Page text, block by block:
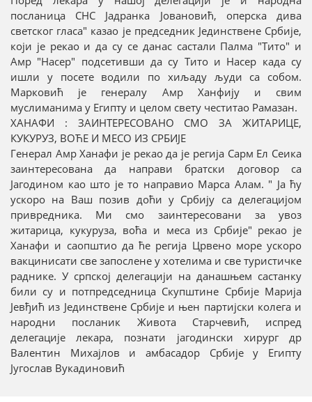
посланица СНС Јадранка Јовановић, оперска дива
светског гласа" казао је председник Јединствене Србије,
који је рекао и да су се данас састали Палма "Тито" и
Амр "Насер" подсетивши да су Тито и Насер када су
ишли у посете водили по хиљаду људи са собом.
Марковић је генералу Амр Ханфију и свим
муслиманима у Египту и целом свету честитао Рамазан.
ХАНАФИ : ЗАИНТЕРЕСОВАНО СМО ЗА ЖИТАРИЦЕ,
КУКУРУЗ, ВОЋЕ И МЕСО ИЗ СРБИЈЕ
Генерал Амр Ханафи је рекао да је регија Сарм Ел Сеика
заинтересована да направи братски договор са
Јагодином као што је то направио Марса Алам. " Ја ћу
ускоро на Ваш позив доћи у Србију са делегацијом
привредника. Ми смо заинтересовани за увоз
житарица, кукуруза, воћа и меса из Србије" рекао је
Ханафи и саопштио да ће регија Црвено море ускоро
вакцинисати све запослене у хотелима и све туристичке
раднике. У српској делегацији на данашњем састанку
били су и потпредседница Скупштине Србије Марија
Јевђић из Јединствене Србије и њен партијски колега и
народни посланик Живота Старчевић, испред
делегације лекара, познати јагодински хирург др
Валентин Михајлов и амбасадор Србије у Египту
Југослав Вукадиновић